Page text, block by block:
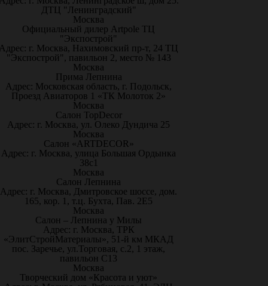
ДТЦ "Ленинградский"
Москва
Официальный дилер Artpole ТЦ
"Экспострой"
г. Москва, Нахимовский пр-т, 24 ТЦ
"Экспострой", павильон 2, место № 143
Москва
Прима Лепнина
Адрес: Московская область, г. Подольск,
Проезд Авиаторов 1 «ТК Молоток 2»
Москва
Салон TopDecor
Адрес: г. Москва, ул. Олеко Дундича 25
Москва
Салон «ARTDECOR»
Адрес: г. Москва, улица Большая Ордынка
38с1
Москва
Салон Лепнина
Адрес: г. Москва, Дмитровское шоссе, дом.
165, кор. 1, т.ц. Бухта, Пав. 2Е5
Москва
Салон – Лепнина у Милы
Адрес: г. Москва, ТРК
«ЭлитСтройМатериалы», 51-й км МКАД
пос. Заречье, ул.Торговая, с.2, 1 этаж,
павильон С13
Москва
Творческий дом «Красота и уют»